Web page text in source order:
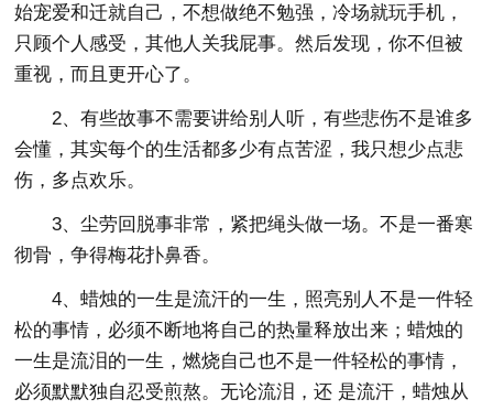
始宠爱和迁就自己，不想做绝不勉强，冷场就玩手机，
只顾个人感受，其他人关我屁事。然后发现，你不但被
重视，而且更开心了。
2、有些故事不需要讲给别人听，有些悲伤不是谁多
会懂，其实每个的生活都多少有点苦涩，我只想少点悲
伤，多点欢乐。
3、尘劳回脱事非常，紧把绳头做一场。不是一番寒
彻骨，争得梅花扑鼻香。
4、蜡烛的一生是流汗的一生，照亮别人不是一件轻
松的事情，必须不断地将自己的热量释放出来；蜡烛的
一生是流泪的一生，燃烧自己也不是一件轻松的事情，
必须默默独自忍受煎熬。无论流泪，还 是流汗，蜡烛从